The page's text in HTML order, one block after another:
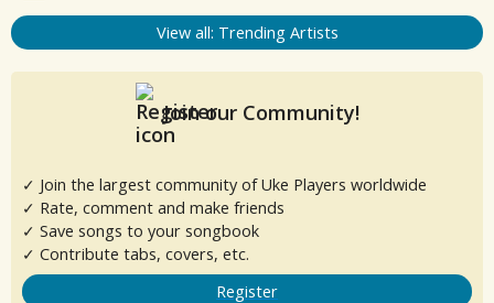
View all: Trending Artists
Join our Community!
✓ Join the largest community of Uke Players worldwide
✓ Rate, comment and make friends
✓ Save songs to your songbook
✓ Contribute tabs, covers, etc.
Register